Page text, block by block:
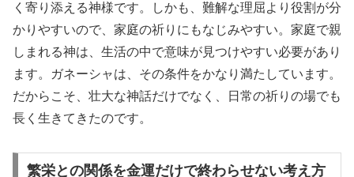
く寄り添える神様です。しかも、難解な理屈より役割が分
かりやすいので、家庭の祈りにもなじみやすい。家庭で親
しまれる神は、生活の中で意味が見つけやすい必要があり
ます。ガネーシャは、その条件をかなり満たしています。
だからこそ、壮大な神話だけでなく、日常の祈りの場でも
長く生きてきたのです。
繁栄との関係を金運だけで終わらせない考え方